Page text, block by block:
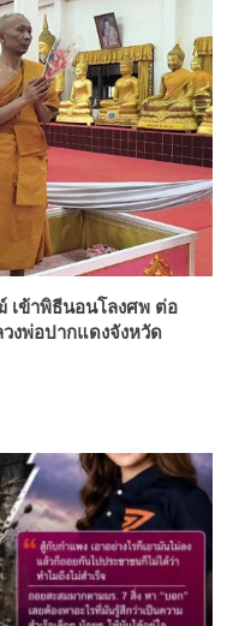
เข้าพิธีนอนโลงศพ ต่อ
งพ่อปากแดงจังหวัด